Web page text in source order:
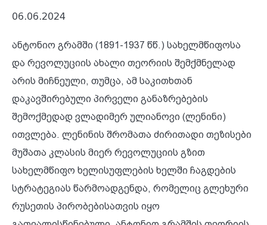
06.06.2024
ანტონიო გრამში (1891-1937 წწ.) სახელმწიფოსა
და რევოლუციის ახალი თეორიის შემქმნელად
არის მიჩნეული, თუმცა, ამ საკითხთან
დაკავშირებული პირველი განაზრებების
შემოქმედად ვლადიმერ ულიანოვი (ლენინი)
ითვლება. ლენინის შრომათა ძირითადი თეზისები
მუშათა კლასის მიერ რევოლუციის გზით
სახელმწიფო ხელისუფლების ხელში ჩაგდების
სტრატეგიას წარმოადგენდა, რომელიც გლეხური
რუსეთის პირობებისათვის იყო